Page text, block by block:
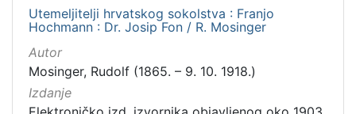
Vrsta
građe
Utemeljitelji hrvatskog sokolstva : Franjo
Hochmann : Dr. Josip Fon / R. Mosinger
Autor
Mosinger, Rudolf (1865. – 9. 10. 1918.)
Izdanje